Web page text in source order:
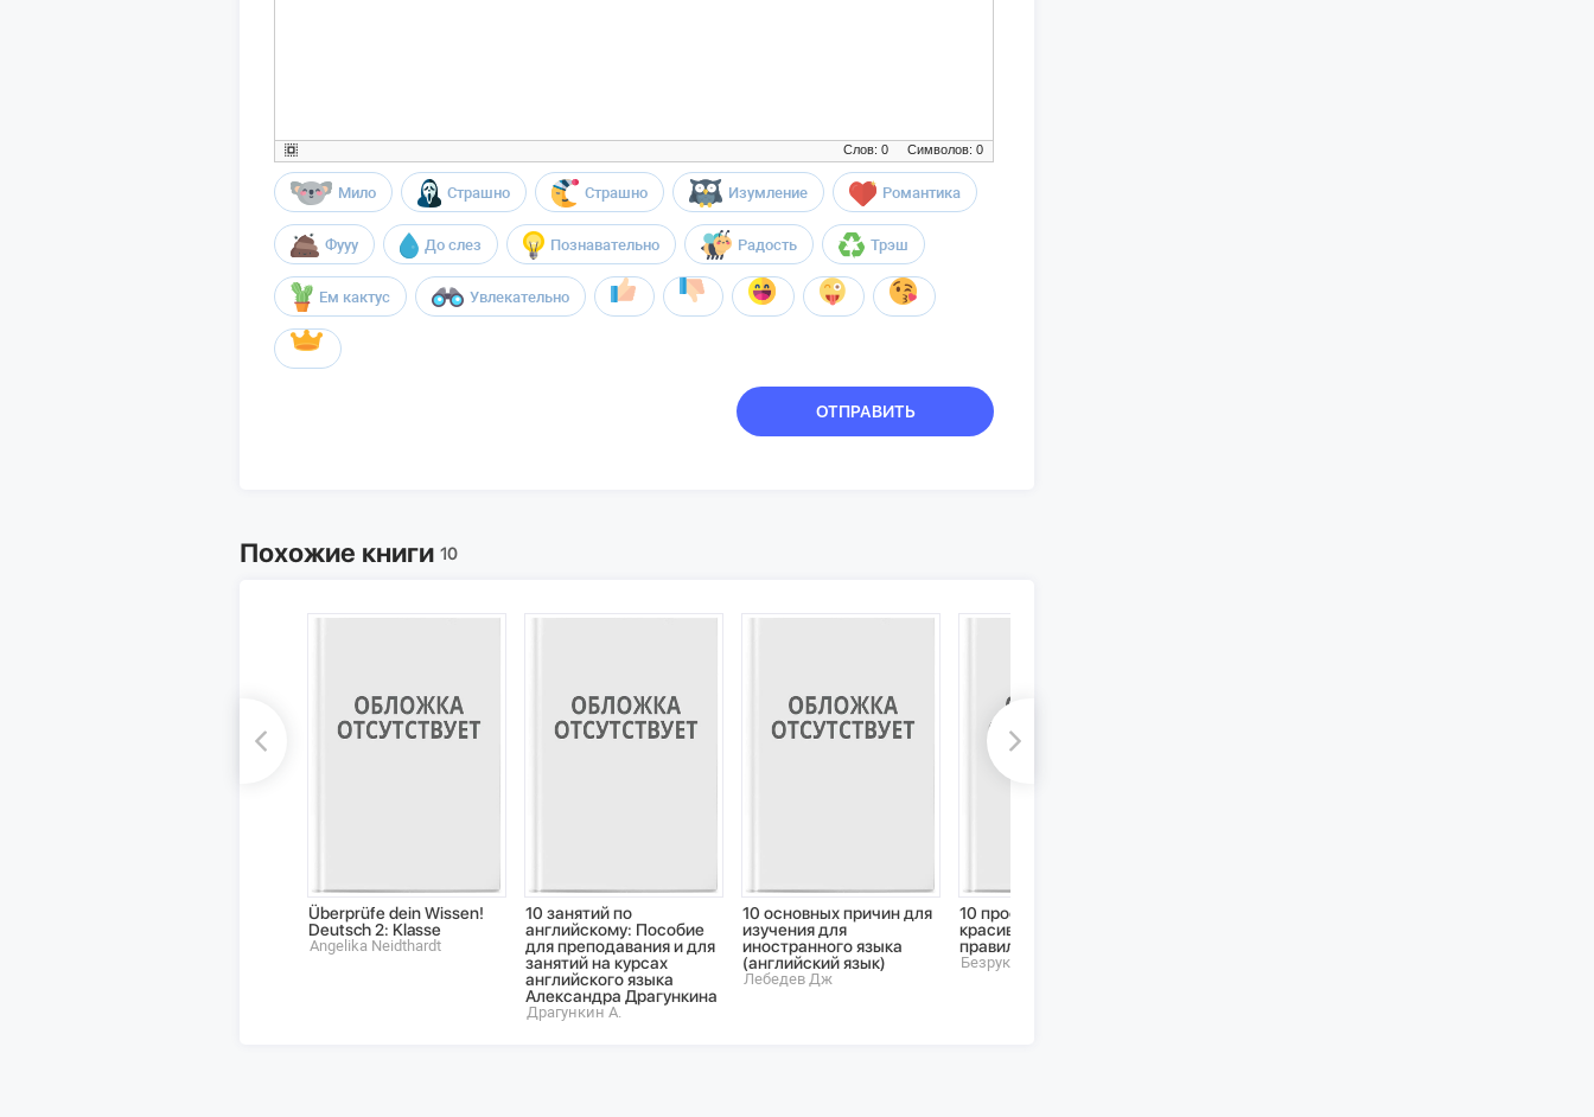
Символов: 0
Слов: 0
Мило Страшно Страшно Изумление Романтика
Фууу До слез Познавательно Радость Трэш
Ем кактус Увлекательно
ОТПРАВИТЬ
Похожие книги 10
Überprüfe dein Wissen!
Deutsch 2: Klasse
Angelika Neidthardt
10 занятий по
английскому: Пособие
для преподавания и для
занятий на курсах
английского языка
Александра Драгункина
Драгункин А.
10 основных причин для
изучения для
иностранного языка
(английский язык)
Лебедев Дж
10 простых шагов к
красивому и
правильному письму
Безруких Марьяна